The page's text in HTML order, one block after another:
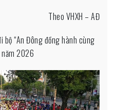
Theo VHXH – AĐ
“An Đông đồng hành cùng
2026